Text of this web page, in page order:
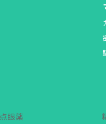
点眼薬